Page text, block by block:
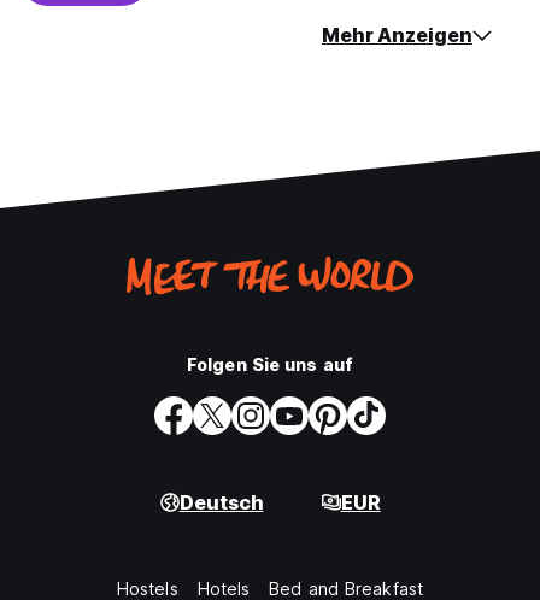
Mehr Anzeigen
Folgen Sie uns auf
Deutsch EUR
Hostels Hotels Bed and Breakfast